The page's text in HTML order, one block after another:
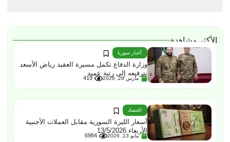
الأكثر مشاهدة
أخبار سوريا
وزارة الدفاع تكمل مسيرة العقيد رياض الأسعد
بترفيعه إلى رتبة عميد
مارس 29, 2026 419
اقتصاد
أسعار الليرة السورية مقابل العملات الأجنبية
الأربعاء 13/5/2026
مايو 13, 2026 6984